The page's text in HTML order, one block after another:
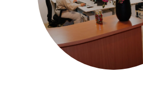
De cursus virtual
fysiotherapie helpt je